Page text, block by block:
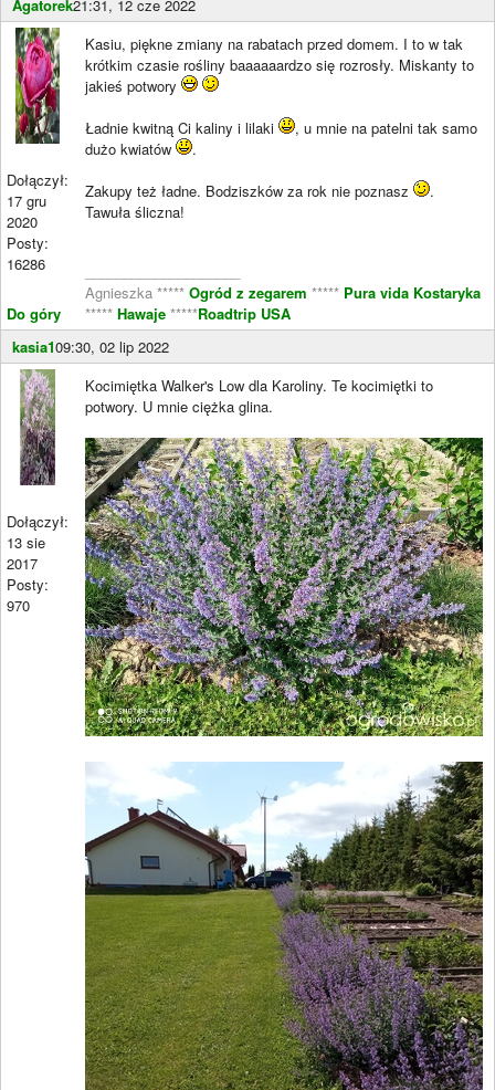
Agatorek21:31, 12 cze 2022
Dołączył:
17 gru
2020
Posty:
16286
Do góry
Kasiu, piękne zmiany na rabatach przed domem. I to w tak
krótkim czasie rośliny baaaaaardzo się rozrosły. Miskanty to
jakieś potwory
Ładnie kwitną Ci kaliny i lilaki
, u mnie na patelni tak samo
dużo kwiatów
.
Zakupy też ładne. Bodziszków za rok nie poznasz
.
Tawuła śliczna!
Agnieszka ***** Ogród z zegarem ***** Pura vida Kostaryka
***** Hawaje *****Roadtrip USA
kasia109:30, 02 lip 2022
Dołączył:
13 sie
2017
Posty:
970
Kocimiętka Walker's Low dla Karoliny. Te kocimiętki to
potwory. U mnie ciężka glina.